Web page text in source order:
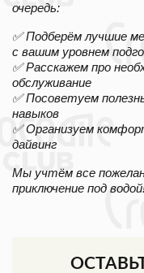
очередь:
✅ Подберём лучшие
с вашим уровнем
✅ Расскажем про
обслуживание
✅ Посоветуем
навыков
✅ Организуем
дайвинг
Мы учтём все
приключение под